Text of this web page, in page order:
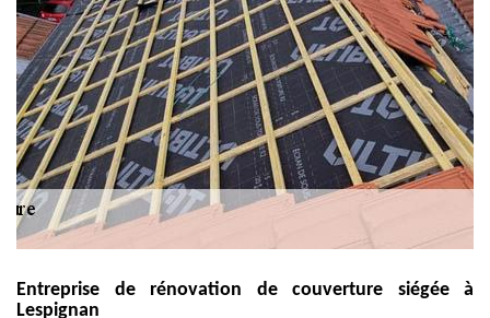
Entreprise de rénovation de couverture siégée à
Lespignan